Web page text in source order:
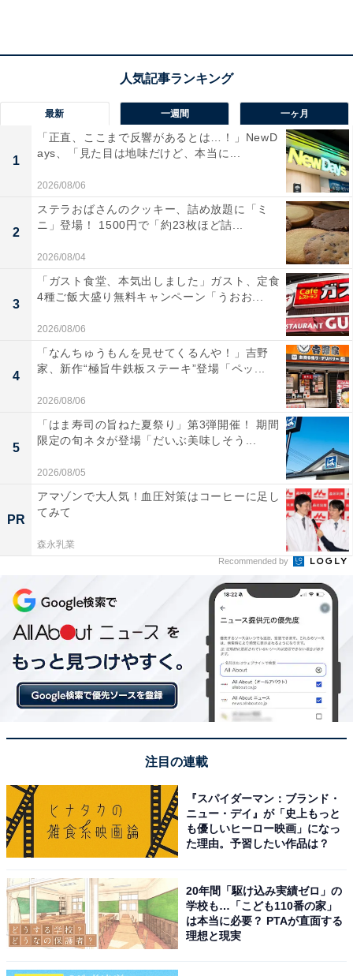
に、煮干し、節類、昆布などの魚介系を合わせた無化調
のダブルスープが特徴。しょうゆの香ばしさと出汁の深
みが絶妙なバランスで、全粒粉を配合した特注の細スト
レート麺がその風味を最大限に引き立てます。
「びぎ屋」の口コミは？
「びぎ屋」には、Googleクチコミにおいて以下のような
口コミが寄せられています。
スープの透明感と奥行きのある味わいが素晴らしい
トッピングのクオリティが高く、特に2種類の異な
る部位を使用したチャーシューや、味がしっかり染
みた穂先メンマが絶品
接客が非常に丁寧で落ち着いた雰囲気があり、一杯
一杯が非常に丁寧に作られていることが伝わってく
る
最新 一週間 一ヶ月
1
「正直、ここまで反響があるとは…！」NewD
ays、「見た目は地味だけど、本当に...
2026/08/06
2
ステラおばさんのクッキー、詰め放題に「ミ
ニ」登場！ 1500円で「約23枚ほど詰...
2026/08/04
3
「ガスト食堂、本気出しました」ガスト、定食
4種ご飯大盛り無料キャンペーン「うおお...
2026/08/06
4
「なんちゅうもんを見せてくるんや！」吉野
家、新作“極旨牛鉄板ステーキ”登場「ペッ...
2026/08/06
5
「はま寿司の旨ねた夏祭り」第3弾開催！ 期間
限定の旬ネタが登場「だいぶ美味しそう...
2026/08/05
PR
アマゾンで大人気！血圧対策はコーヒーに足し
てみて
森永乳業
Recommended by
注目の連載
『スパイダーマン：ブランド・
ニュー・デイ』が「史上もっと
も優しいヒーロー映画」になっ
た理由。予習したい作品は？
20年間「駆け込み実績ゼロ」の
学校も…「こども110番の家」
は本当に必要？ PTAが直面する
理想と現実